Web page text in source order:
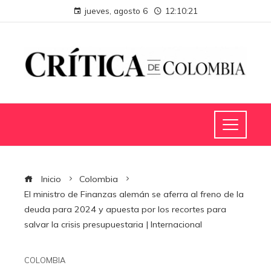
jueves, agosto 6 12:10:22
Inicio
Colombia
El ministro de Finanzas alemán se aferra al freno de la
deuda para 2024 y apuesta por los recortes para
salvar la crisis presupuestaria | Internacional
COLOMBIA